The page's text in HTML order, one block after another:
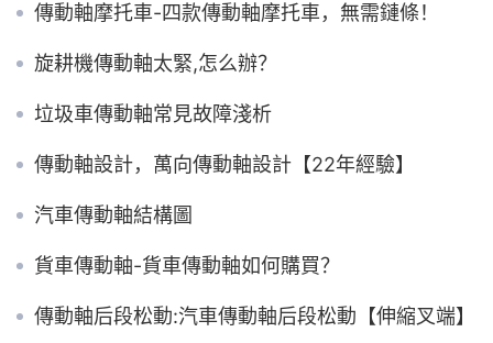
傳動軸摩托車-四款傳動軸摩托車，無需鏈條！
旋耕機傳動軸太緊,怎么辦？
垃圾車傳動軸常見故障淺析
傳動軸設計，萬向傳動軸設計【22年經驗】
汽車傳動軸結構圖
貨車傳動軸-貨車傳動軸如何購買？
傳動軸后段松動:汽車傳動軸后段松動【伸縮叉端】